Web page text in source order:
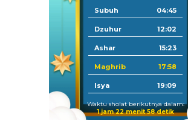
Subuh 04:45
Dzuhur 12:02
Ashar 15:23
Maghrib 17:58
Isya 19:09
Waktu sholat berikutnya dalam:
1 jam 22 menit 57 detik